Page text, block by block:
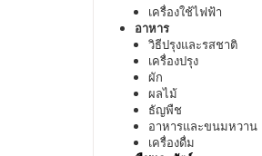
เครื่องใช้ไฟฟ้า
อาหาร
วิธีปรุงและรสชาติ
เครื่องปรุง
ผัก
ผลไม้
ธัญพืช
อาหารและขนมหวาน
เครื่องดื่ม